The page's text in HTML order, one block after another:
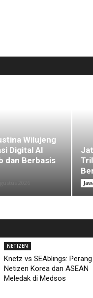
Wilujeng
Digital AI
dan Berbasis
NETIZEN
Knetz vs SEAblings: Perang
Netizen Korea dan ASEAN
Meledak di Medsos